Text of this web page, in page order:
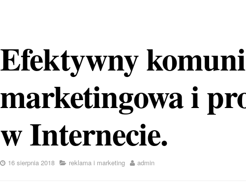
Efektywny
marketingowa i
w Internecie.
16 sierpnia 2018 reklama i marketing admin